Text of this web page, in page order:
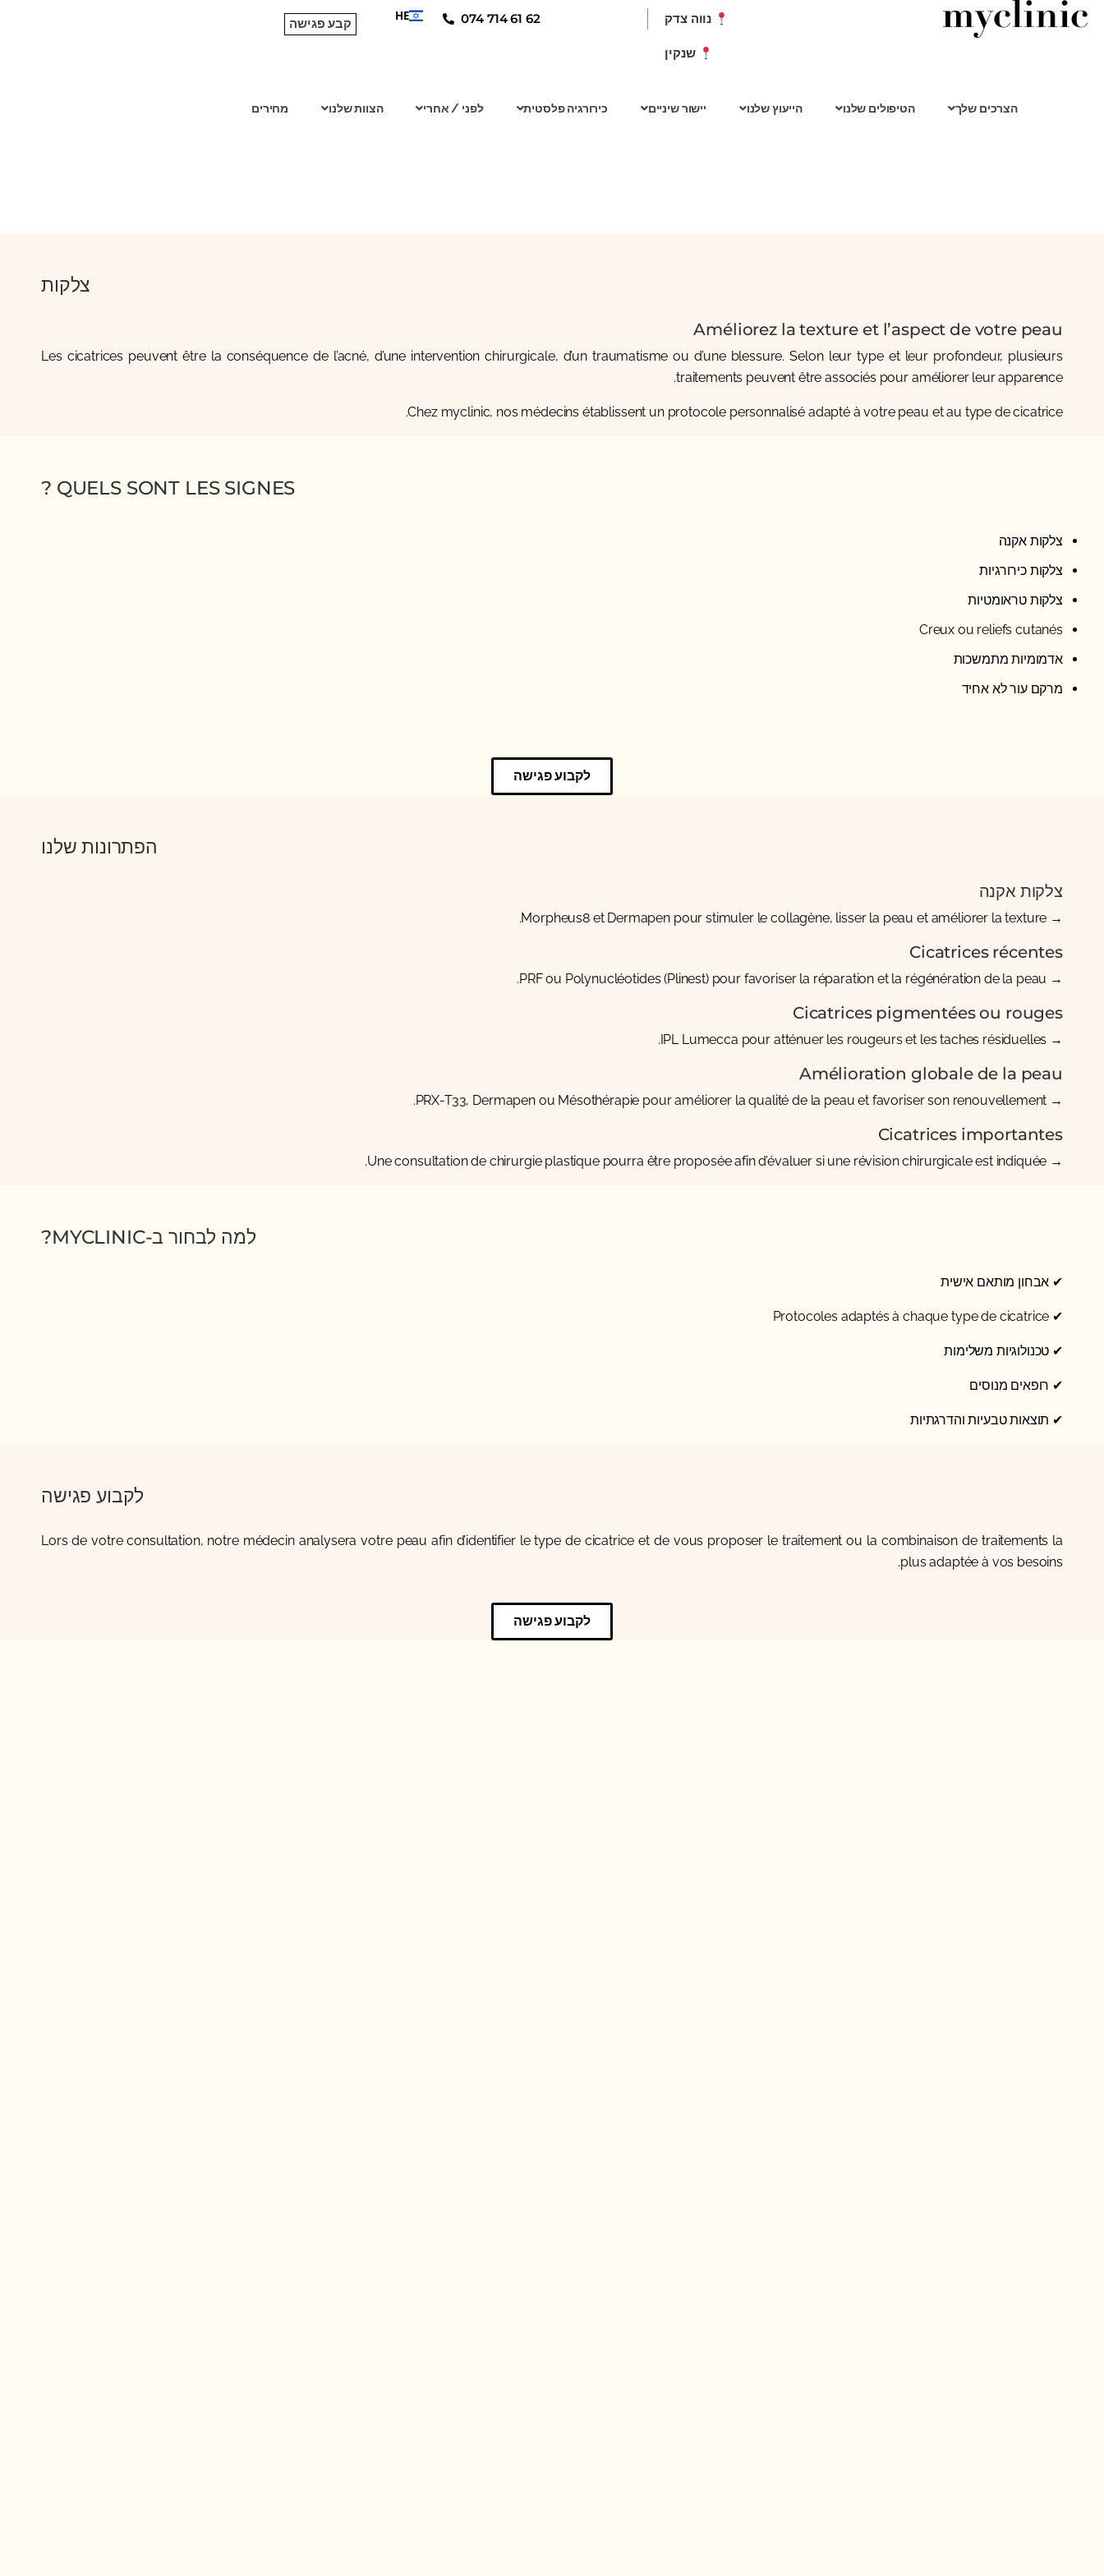
נווה צדק
שנקין
074 714 61 62
HE
קבע פגישה
הצרכים שלך הטיפולים שלנו הייעוץ שלנו יישור שיניים כירורגיה פלסטית לפני / אחרי הצוות שלנו מחירים
צלקות
Améliorez la texture et l’aspect de votre peau
Les cicatrices peuvent être la conséquence de l’acné, d’une intervention chirurgicale, d’un traumatisme ou d’une blessure. Selon leur type et leur profondeur, plusieurs
traitements peuvent être associés pour améliorer leur apparence.
Chez myclinic, nos médecins établissent un protocole personnalisé adapté à votre peau et au type de cicatrice.
QUELS SONT LES SIGNES ?
צלקות אקנה
צלקות כירורגיות
צלקות טראומטיות
Creux ou reliefs cutanés
אדמומיות מתמשכות
מרקם עור לא אחיד
לקבוע פגישה
הפתרונות שלנו
צלקות אקנה
→
Morpheus8et Dermapen pour stimuler le collagène, lisser la peau et améliorer la texture.
Cicatrices récentes
→
PRFou Polynucléotides (Plinest)pour favoriser la réparation et la régénération de la peau.
Cicatrices pigmentées ou rouges
→
IPL Lumecca pour atténuer les rougeurs et les taches résiduelles.
Amélioration globale de la peau
→
PRX-T33, Dermapenou Mésothérapie pour améliorer la qualité de la peau et favoriser son renouvellement.
Cicatrices importantes
→ Une
consultation de chirurgie plastiquepourra être proposée afin d’évaluer si une révision chirurgicale est indiquée.
למה לבחור ב-MYCLINIC?
✔ אבחון מותאם אישית
✔ Protocoles adaptés à chaque type de cicatrice
✔ טכנולוגיות משלימות
✔ רופאים מנוסים
✔ תוצאות טבעיות והדרגתיות
לקבוע פגישה
Lors de votre consultation, notre médecin analysera votre peau afin d’identifier le type de cicatrice et de vous proposer le traitement ou la combinaison de traitements la
plus adaptée à vos besoins.
לקבוע פגישה